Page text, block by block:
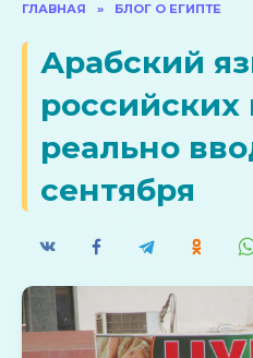
ГЛАВНАЯ » БЛОГ О ЕГИПТЕ
Арабский
российских
реально
сентября